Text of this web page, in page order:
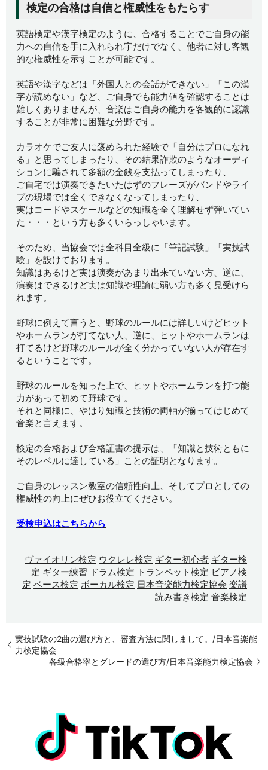
検定の合格は自信と権威性をもたらす
英語検定や漢字検定のように、合格することでご自身の能
力への自信を手に入れられ宇だけでなく、他者に対し客観
的な権威性を示すことが可能です。
英語や漢字などは「外国人との会話ができない」「この漢
字が読めない」など、ご自身でも能力値を確認することは
難しくありませんが、音楽はご自身の能力を客観的に認識
することが非常に困難な分野です。
カラオケでご友人に褒められた経験で「自分はプロになれ
る」と思ってしまったり、その結果詐欺のようなオーディ
ションに騙されて多額の金銭を支払ってしまったり、
ご自宅では演奏できたいたはずのフレーズがバンドやライ
ブの現場では全くできなくなってしまったり、
実はコードやスケールなどの知識を全く理解せず弾いてい
た・・・という方も多くいらっしゃいます。
そのため、当協会では全科目全級に「筆記試験」「実技試
験」を設けております。
知識はあるけど実は演奏があまり出来ていない方、逆に、
演奏はできるけど実は知識や理論に弱い方も多く見受けら
れます。
野球に例えて言うと、野球のルールには詳しいけどヒット
やホームランが打てない人、逆に、ヒットやホームランは
打てるけど野球のルールが全く分かっていない人が存在す
るということです。
野球のルールを知った上で、ヒットやホームランを打つ能
力があって初めて野球です。
それと同様に、やはり知識と技術の両軸が揃ってはじめて
音楽と言えます。
検定の合格および合格証書の提示は、「知識と技術ともに
そのレベルに達している」ことの証明となります。
ご自身のレッスン教室の信頼性向上、そしてプロとしての
権威性の向上にぜひお役立てください。
受検申込はこちらから
ヴァイオリン検定 ウクレレ検定 ギター初心者 ギター検
定 ギター練習 ドラム検定 トランペット検定 ピアノ検
定 ベース検定 ボーカル検定 日本音楽能力検定協会 楽譜
読み書き検定 音楽検定
実技試験の2曲の選び方と、審査方法に関しまして。/日本音楽能
力検定協会
各級合格率とグレードの選び方/日本音楽能力検定協会